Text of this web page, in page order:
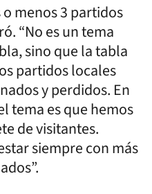
menos 3 partidos
“No es un tema
sino que la tabla
partidos locales
y perdidos. En
tema es que hemos
de visitantes.
siempre con más